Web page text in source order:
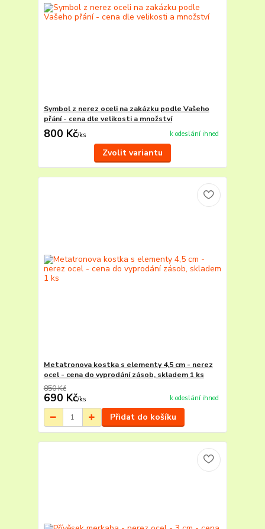
Symbol z nerez oceli na zakázku podle Vašeho
přání - cena dle velikosti a množství
800 Kč/ks k odeslání ihned
Zvolit variantu
Metatronova kostka s elementy 4,5 cm - nerez
ocel - cena do vyprodání zásob, skladem 1 ks
850 Kč
690 Kč/ks k odeslání ihned
Přidat do košíku